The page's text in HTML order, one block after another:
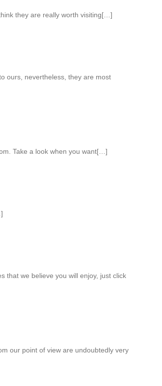
they are really worth visiting[…]
ours, nevertheless, they are most
Take a look when you want[…]
that we believe you will enjoy, just click
our point of view are undoubtedly very